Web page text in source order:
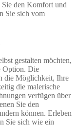
Sie den Komfort und
Sie sich vom
gestalten möchten,
Option. Die
die Möglichkeit, Ihre
die malerische
verfügen über
Sie den
können. Erleben
Sie sich wie ein